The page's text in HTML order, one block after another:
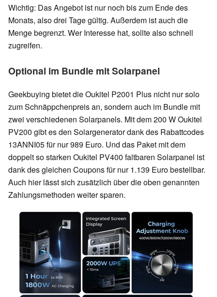
Wichtig: Das Angebot ist nur noch bis zum Ende des
Monats, also drei Tage gültig. Außerdem ist auch die
Menge begrenzt. Wer Interesse hat, sollte also schnell
zugreifen.
Optional im Bundle mit Solarpanel
Geekbuying bietet die Oukitel P2001 Plus nicht nur solo
zum Schnäppchenpreis an, sondern auch im Bundle mit
zwei verschiedenen Solarpanels. Mit dem 200 W Oukitel
PV200 gibt es den Solargenerator dank des Rabattcodes
13ANNI05 für nur 989 Euro. Und das Paket mit dem
doppelt so starken Oukitel PV400 faltbaren Solarpanel ist
dank des gleichen Coupons für nur 1.139 Euro bestellbar.
Auch hier lässt sich zusätzlich über die oben genannten
Zahlungsmethoden weiter sparen.